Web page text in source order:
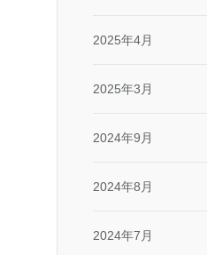
2025年4月
2025年3月
2024年9月
2024年8月
2024年7月